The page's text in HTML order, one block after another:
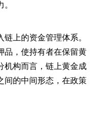
上的资金管理体系。
品，使持有者在保留黄
机构而言，链上黄金成
间的中间形态，在政策